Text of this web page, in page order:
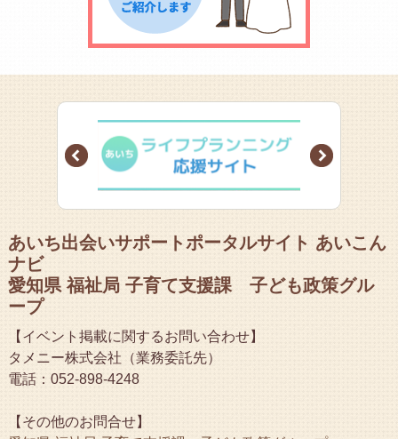
Prev Next
あいち出会いサポートポータルサイト あいこん
ナビ
愛知県 福祉局 子育て支援課 子ども政策グル
ープ
【イベント掲載に関するお問い合わせ】
タメニー株式会社（業務委託先）
電話：052-898-4248
【その他のお問合せ】